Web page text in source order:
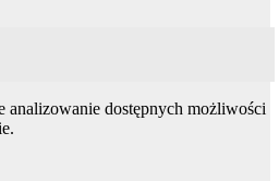
dostępnych możliwości